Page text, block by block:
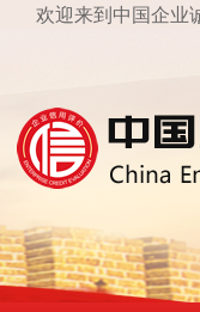
欢迎来到中国企业